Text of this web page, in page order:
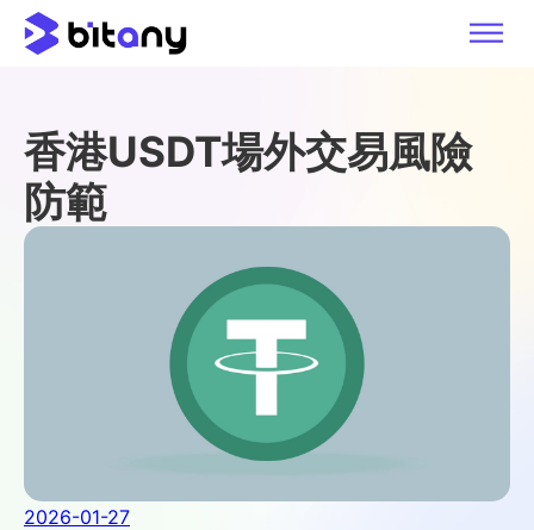
香港USDT場外交易風險
防範
2026-01-27